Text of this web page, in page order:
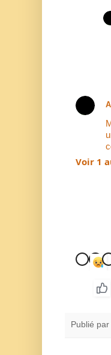
Voir 1
Publié par